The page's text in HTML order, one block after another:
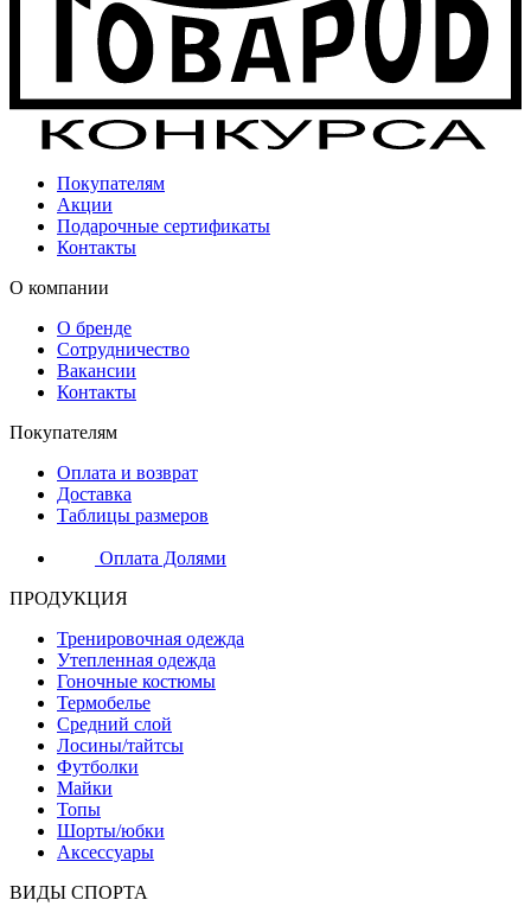
Покупателям
Акции
Подарочные сертификаты
Контакты
О компании
О бренде
Сотрудничество
Вакансии
Контакты
Покупателям
Оплата и возврат
Доставка
Таблицы размеров
Оплата Долями
ПРОДУКЦИЯ
Тренировочная одежда
Утепленная одежда
Гоночные костюмы
Термобелье
Средний слой
Лосины/тайтсы
Футболки
Майки
Топы
Шорты/юбки
Аксессуары
ВИДЫ СПОРТА